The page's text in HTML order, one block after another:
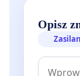
Opisz